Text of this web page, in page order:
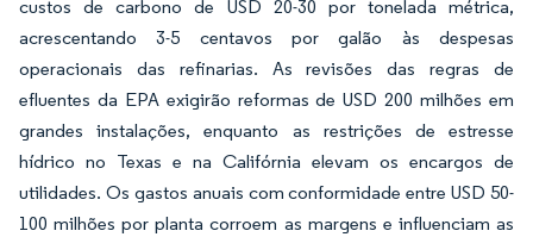
custos de carbono de USD 20-30 por tonelada métrica,
acrescentando 3-5 centavos por galão às despesas
operacionais das refinarias. As revisões das regras de
efluentes da EPA exigirão reformas de USD 200 milhões em
grandes instalações, enquanto as restrições de estresse
hídrico no Texas e na Califórnia elevam os encargos de
utilidades. Os gastos anuais com conformidade entre USD 50-
100 milhões por planta corroem as margens e influenciam as